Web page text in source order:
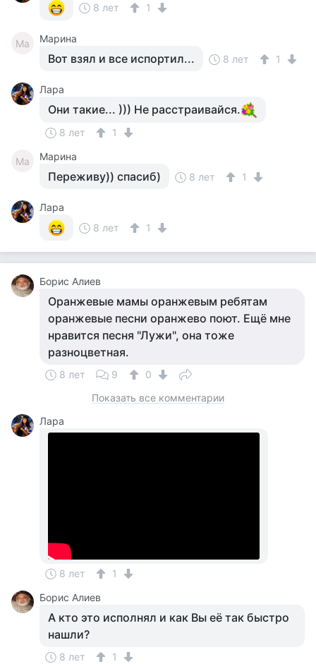
8 лет
1
Ма Марина
Вот взял и все испортил... 8 лет 1
Лара
Они такие... ))) Не расстраивайся.
8 лет 1
Ма Марина
Переживу)) спасиб) 8 лет 1
Лара
8 лет
1
Борис Алиев
Оранжевые мамы оранжевым ребятам
оранжевые песни оранжево поют. Ещё мне
нравится песня "Лужи", она тоже
разноцветная.
8 лет 9
0
Показать все комментарии
Лара
8 лет
1
Борис Алиев
А кто это исполнял и как Вы её так быстро
нашли?
8 лет 1